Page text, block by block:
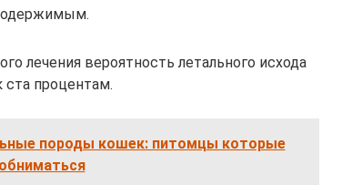
лечения вероятность летального исхода
ста процентам.
породы кошек: питомцы которые